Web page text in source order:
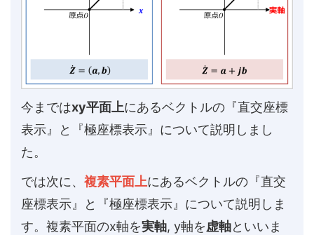
今まではxy平面上にあるベクトルの『直交座標
表示』と『極座標表示』について説明しまし
た。
では次に、 複素平面上にあるベクトルの『直交
座標表示』と『極座標表示』について説明しま
す。複素平面のx軸を実軸, y軸を虚軸といいま